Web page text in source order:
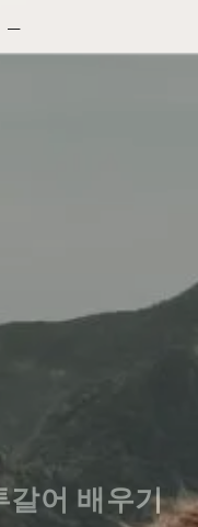
갈어 배우기